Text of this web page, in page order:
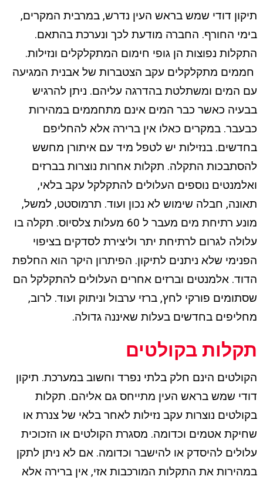
תיקון דודי שמש בראש העין נדרש, במרבית המקרים,
בימי החורף. החברה מודעת לכך ונערכת בהתאם.
התקלות נפוצות הן גופי חימום המתקלקלים ונזילות.
חממים מתקלקלים עקב הצטברות של אבנית המגיעה
עם המים ומשתלטת בהדרגה עליהם. ניתן להרגיש
בבעיה כאשר כבר המים אינם מתחממים במהירות
כבעבר. במקרים כאלו אין ברירה אלא להחליפם
בחדשים. בנזילות יש לטפל מיד עם איתורן מחשש
להסתבכות התקלה. תקלות אחרות נוצרות בברזים
ואלמנטים נוספים העלולים להתקלקל עקב בלאי,
תאונה, חבלה שימוש לא נכון ועוד. תרמוסטט, למשל,
מונע רתיחת מים מעבר ל 60 מעלות צלסיוס. תקלה בו
עלולה לגרום לרתיחת יתר וליצירת לסדקים בציפוי
הפנימי שלא ניתנים לתיקון. הפיתרון היקר הוא החלפת
הדוד. אלמנטים וברזים אחרים העלולים להתקלקל הם
שסתומים פורקי לחץ, ברזי ערבול וניתוק ועוד. לרוב,
מחליפים בחדשים בעלות שאיננה גדולה.
תקלות בקולטים
הקולטים הינם חלק בלתי נפרד וחשוב במערכת. תיקון
דודי שמש בראש העין מתייחס גם אליהם. תקלות
בקולטים נוצרות עקב נזילות לאחר בלאי של צנרת או
שחיקת אטמים וכדומה. מסגרת הקולטים או הזכוכית
עלולים להיסדק או להישבר וכדומה. אם לא ניתן לתקן
במהירות את התקלות המורכבות אזי, אין ברירה אלא